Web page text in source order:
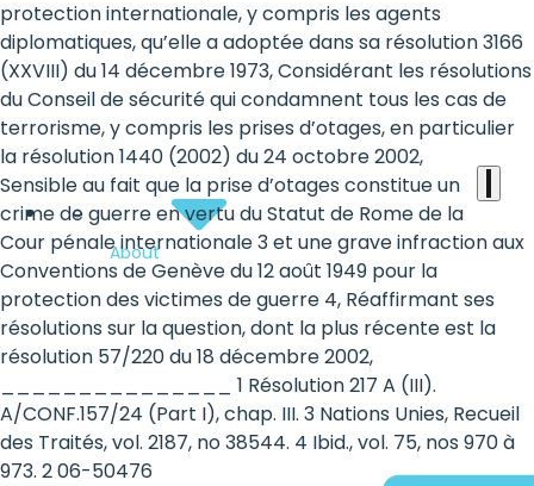
the
international
agenda
About
protection internationale, y compris les agents
diplomatiques, qu’elle a adoptée dans sa résolution 3166
(XXVIII) du 14 décembre 1973, Considérant les résolutions
du Conseil de sécurité qui condamnent tous les cas de
terrorisme, y compris les prises d’otages, en particulier
la résolution 1440 (2002) du 24 octobre 2002,
Sensible au fait que la prise d’otages constitue un
crime de guerre en vertu du Statut de Rome de la
Cour pénale internationale 3 et une grave infraction aux
Conventions de Genève du 12 août 1949 pour la
protection des victimes de guerre 4, Réaffirmant ses
résolutions sur la question, dont la plus récente est la
résolution 57/220 du 18 décembre 2002,
_______________ 1 Résolution 217 A (III).
A/CONF.157/24 (Part I), chap. III. 3 Nations Unies, Recueil
des Traités, vol. 2187, no 38544. 4 Ibid., vol. 75, nos 970 à
973. 2 06-50476